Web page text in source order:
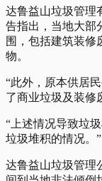
达鲁益山垃圾管理
告指出，当地大部
围，包括建筑装修
物。
“此外，原本供居
了商业垃圾及装修
“上述情况导致垃
垃圾堆积的情况。”
达鲁益山垃圾管理